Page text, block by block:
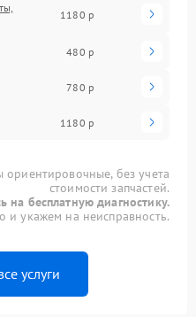
1180 р
480 р
780 р
1180 р
ориентировочные, без учета
стоимости запчастей.
на бесплатную диагностику.
и укажем на неисправность.
услуги